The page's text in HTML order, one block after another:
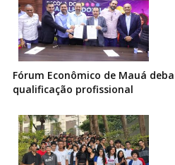
Fórum Econômico de Mauá
qualificação profissional